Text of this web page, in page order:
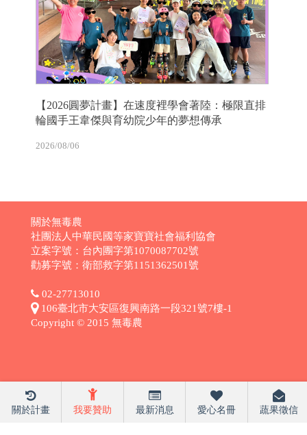
【2026圓夢計畫】在速度裡學會著陸：極限直排
輪國手王韋傑與育幼院少年的夢想傳承
2026/08/06
關於計畫 我要贊助 最新消息 愛心名冊 蔬果徵信
關於無毒農
社團法人中華民國等家寶寶社會福利協會
立案字號：台內團字第1070087702號
勸募字號：衛部救字第1151362501號
02-27713010
106臺北市大安區復興南路一段321號7樓-1
Copyright © 2015 無毒農